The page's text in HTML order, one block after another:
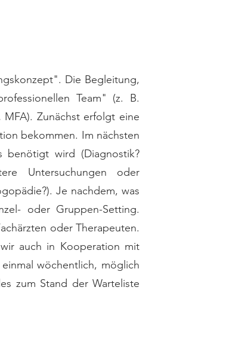
Die Begleitung,
Team" (z. B.
Zunächst erfolgt eine
bekommen. Im nächsten
benötigt wird (Diagnostik?
Untersuchungen oder
Je nachdem, was
oder Gruppen-Setting.
oder Therapeuten.
auch in Kooperation mit
wöchentlich, möglich
zum Stand der Warteliste